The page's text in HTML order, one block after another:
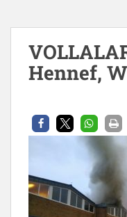
Hennef,